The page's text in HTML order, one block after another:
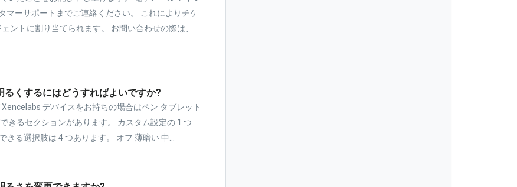
マーサポートまでご連絡ください。 これによりチケ
ントに割り当てられます。 お問い合わせの際は、
くするにはどうすればよいですか?
デバイスをお持ちの場合はペン タブレット
きるセクションがあります。 カスタム設定の 1 つ
る選択肢は 4 つあります。 オフ 薄暗い 中...